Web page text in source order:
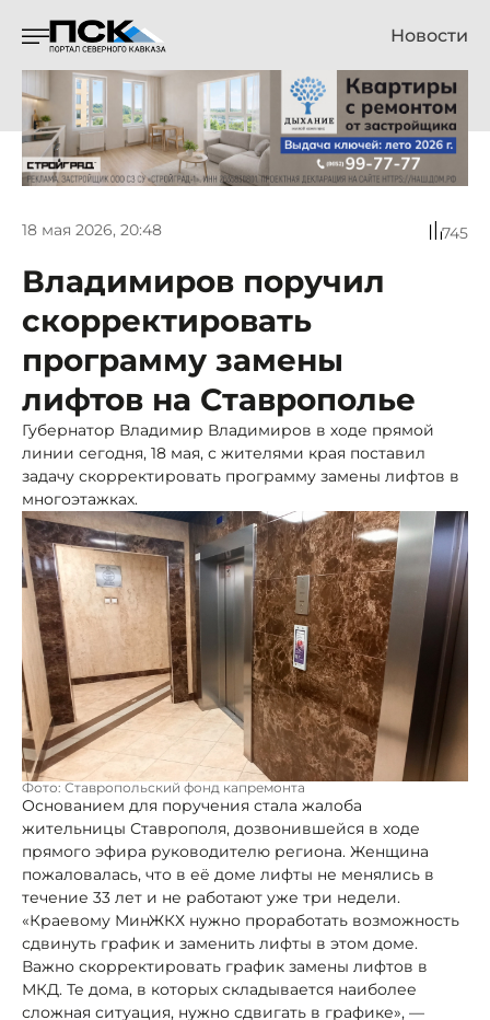
Новости
18 мая 2026, 20:48 745
Владимиров поручил
скорректировать
программу замены
лифтов на Ставрополье
Губернатор Владимир Владимиров в ходе прямой
линии сегодня, 18 мая, с жителями края поставил
задачу скорректировать программу замены лифтов в
многоэтажках.
Фото: Ставропольский фонд капремонта
Основанием для поручения стала жалоба
жительницы Ставрополя, дозвонившейся в ходе
прямого эфира руководителю региона. Женщина
пожаловалась, что в её доме лифты не менялись в
течение 33 лет и не работают уже три недели.
«Краевому МинЖКХ нужно проработать возможность
сдвинуть график и заменить лифты в этом доме.
Важно скорректировать график замены лифтов в
МКД. Те дома, в которых складывается наиболее
сложная ситуация, нужно сдвигать в графике», —